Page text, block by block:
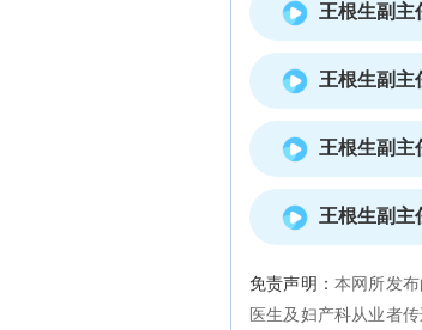
王根生副主
王根生副主
王根生副主
王根生副主
免责声明： 本网所发
医生及妇产科从业者